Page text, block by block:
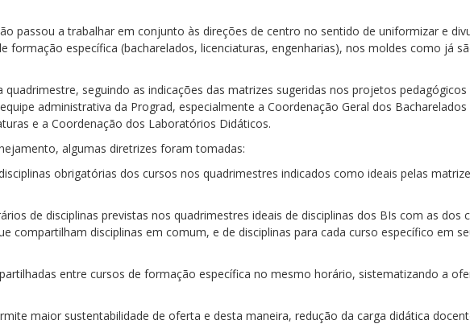
passou a trabalhar em conjunto às direções de centro no sentido de uniformizar e
formação específica (bacharelados, licenciaturas, engenharias), nos moldes como já
seguindo as indicações das matrizes sugeridas nos projetos pedagógicos
administrativa da Prograd, especialmente a Coordenação Geral dos Bacharelados
e a Coordenação dos Laboratórios Didáticos.
algumas diretrizes foram tomadas:
obrigatórias dos cursos nos quadrimestres indicados como ideais pelas
de disciplinas previstas nos quadrimestres ideais de disciplinas dos BIs com as dos
compartilham disciplinas em comum, e de disciplinas para cada curso específico em
entre cursos de formação específica no mesmo horário, sistematizando a
maior sustentabilidade de oferta e desta maneira, redução da carga didática